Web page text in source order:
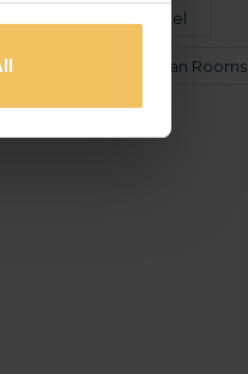
Boutique Hotel
Urban Rooms